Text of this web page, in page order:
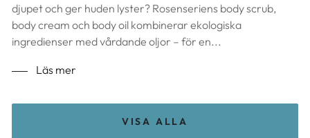
djupet och ger huden lyster? Rosenseriens body scrub,
body cream och body oil kombinerar ekologiska
ingredienser med vårdande oljor – för en...
Läs mer
VISA ALLA